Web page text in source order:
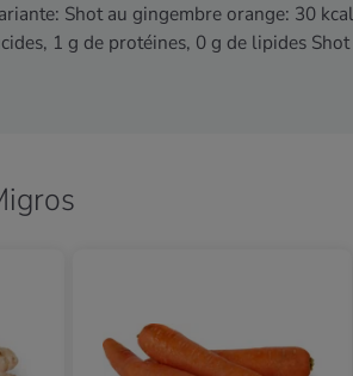
Shot au gingembre orange: 30
1 g de protéines, 0 g de lipides